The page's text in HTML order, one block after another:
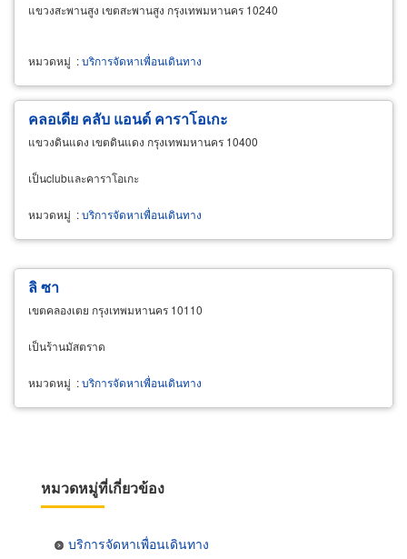
แขวงสะพานสูง เขตสะพานสูง กรุงเทพมหานคร 10240
หมวดหมู่ :บริการจัดหาเพื่อนเดินทาง
คลอเดีย คลับ แอนด์ คาราโอเกะ
แขวงดินแดง เขตดินแดง กรุงเทพมหานคร 10400
เป็นclubและคาราโอเกะ
หมวดหมู่ :บริการจัดหาเพื่อนเดินทาง
ลิ ซา
เขตคลองเตย กรุงเทพมหานคร 10110
เป็นร้านมัสตราด
หมวดหมู่ :บริการจัดหาเพื่อนเดินทาง
หมวดหมู่ที่เกี่ยวข้อง
บริการจัดหาเพื่อนเดินทาง